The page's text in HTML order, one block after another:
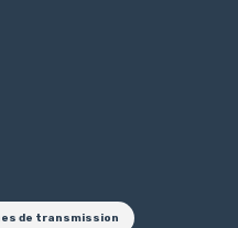
de transmission